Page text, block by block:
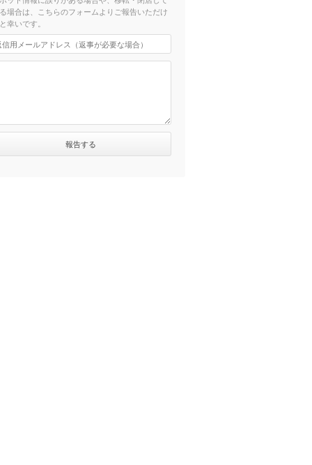
場合は、こちらのフォームよりご報告いただけ
幸いです。